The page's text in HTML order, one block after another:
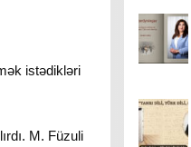
istədikləri
M. Füzuli